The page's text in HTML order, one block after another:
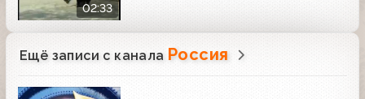
02:33
Ещё записи с канала Россия